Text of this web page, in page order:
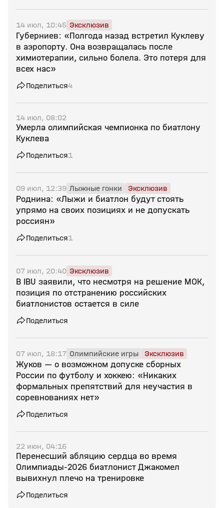
14 июл, 10:45 Эксклюзив
Губерниев: «Полгода назад встретил Куклеву
в аэропорту. Она возвращалась после
химиотерапии, сильно болела. Это потеря для
всех нас»
Поделиться4
14 июл, 08:02
Умерла олимпийская чемпионка по биатлону
Куклева
Поделиться1
09 июл, 12:39 Лыжные гонки Эксклюзив
Роднина: «Лыжи и биатлон будут стоять
упрямо на своих позициях и не допускать
россиян»
Поделиться1
07 июл, 20:40 Эксклюзив
В IBU заявили, что несмотря на решение МОК,
позиция по отстранению российских
биатлонистов остается в силе
Поделиться
07 июл, 18:17 Олимпийские игры Эксклюзив
Жуков — о возможном допуске сборных
России по футболу и хоккею: «Никаких
формальных препятствий для неучастия в
соревнованиях нет»
Поделиться
22 июн, 04:16
Перенесший абляцию сердца во время
Олимпиады‑2026 биатлонист Джакомел
вывихнул плечо на тренировке
Поделиться